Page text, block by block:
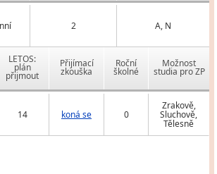
2 A, N
LETOS:
plán
přijmout
Přijímací
zkouška
Roční
školné
Možnost
studia pro ZP
14 koná se 0
Zrakově,
Sluchově,
Tělesně